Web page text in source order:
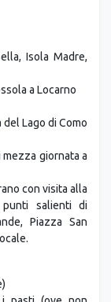
Isola Madre,
a Locarno
Lago di Como
giornata a
con visita alla
salienti di